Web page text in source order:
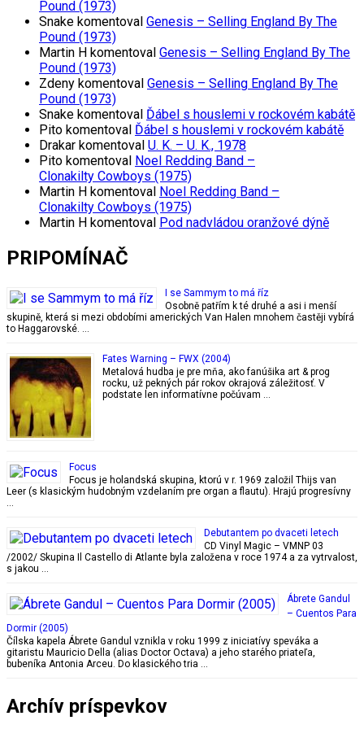
Pound (1973)
Snake komentoval Genesis – Selling England By The
Pound (1973)
Martin H komentoval Genesis – Selling England By The
Pound (1973)
Zdeny komentoval Genesis – Selling England By The
Pound (1973)
Snake komentoval Ďábel s houslemi v rockovém kabátě
Pito komentoval Ďábel s houslemi v rockovém kabátě
Drakar komentoval U. K. – U. K., 1978
Pito komentoval Noel Redding Band –
Clonakilty Cowboys (1975)
Martin H komentoval Noel Redding Band –
Clonakilty Cowboys (1975)
Martin H komentoval Pod nadvládou oranžové dýně
PRIPOMÍNAČ
I se Sammym to má říz
Osobně patřím k té druhé a asi i menší
skupině, která si mezi obdobími amerických Van Halen mnohem častěji vybírá
to Haggarovské. …
Fates Warning – FWX (2004)
Metalová hudba je pre mňa, ako fanúšika art & prog
rocku, už pekných pár rokov okrajová záležitosť. V
podstate len informatívne počúvam …
Focus
Focus je holandská skupina, ktorú v r. 1969 založil Thijs van
Leer (s klasickým hudobným vzdelaním pre organ a flautu). Hrajú progresívny
…
Debutantem po dvaceti letech
CD Vinyl Magic ‎– VMNP 03
/2002/ Skupina Il Castello di Atlante byla založena v roce 1974 a za vytrvalost,
s jakou …
Ábrete Gandul
– Cuentos Para
Dormir (2005)
Čílska kapela Ábrete Gandul vznikla v roku 1999 z iniciatívy speváka a
gitaristu Mauricio Della (alias Doctor Octava) a jeho starého priateľa,
bubeníka Antonia Arceu. Do klasického tria …
Archív príspevkov